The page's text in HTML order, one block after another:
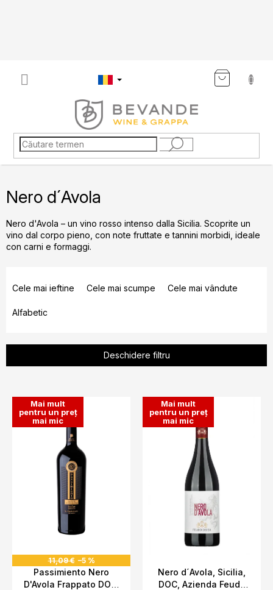
COŞ
Nero d´Avola
Nero d'Avola – un vino rosso intenso dalla Sicilia. Scoprite un
vino dal corpo pieno, con note fruttate e tannini morbidi, ideale
con carni e formaggi.
e
e
a
e
p
u
Cele mai ieftine Cele mai scumpe Cele mai vândute
Alfabetic
Deschidere filtru
L
s
s
e
Mai mult
pentru un preț
mai mic
11,09 € –5 %
Passimiento Nero
D'Avola Frappato DOC,
Mai mult
pentru un preț
mai mic
Nero d´Avola, Sicilia,
DOC, Azienda Feudo